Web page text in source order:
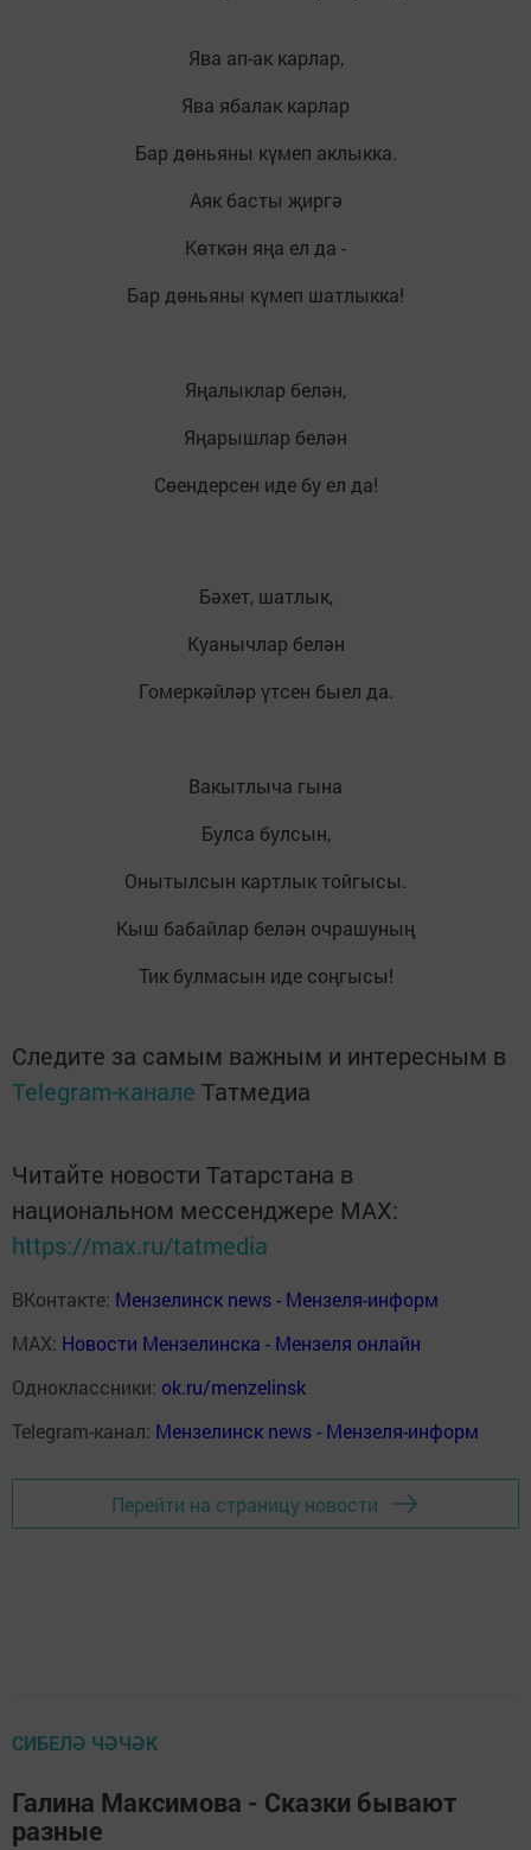
Ява ап-ак карлар,
Ява ябалак карлар
Бар дөньяны күмеп аклыкка.
Аяк басты җиргә
Көткән яңа ел да -
Бар дөньяны күмеп шатлыкка!
Яңалыклар белән,
Яңарышлар белән
Сөендерсен иде бу ел да!
Бәхет, шатлык,
Куанычлар белән
Гомеркәйләр үтсен быел да.
Вакытлыча гына
Булса булсын,
Онытылсын картлык тойгысы.
Кыш бабайлар белән очрашуның
Тик булмасын иде соңгысы!
Следите за самым важным и интересным в
Telegram-канале Татмедиа
Читайте новости Татарстана в
национальном мессенджере MАХ:
https://max.ru/tatmedia
ВКонтакте: Мензелинск news - Мензеля-информ
MAX: Новости Мензелинска - Мензеля онлайн
Одноклассники: ok.ru/menzelinsk
Telegram-канал: Мензелинск news - Мензеля-информ
Перейти на страницу новости
СИБЕЛӘ ЧӘЧӘК
Галина Максимова - Сказки бывают
разные